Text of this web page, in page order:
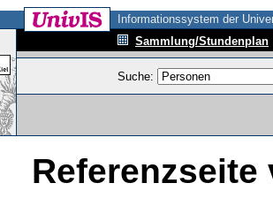
Informationssystem der
Sammlung/Stundenplan
Suche:
Referenzseite